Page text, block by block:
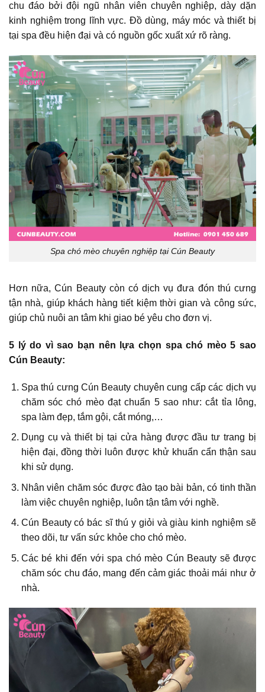
chu đáo bởi đội ngũ nhân viên chuyên nghiệp, dày dặn
kinh nghiệm trong lĩnh vực. Đồ dùng, máy móc và thiết bị
tại spa đều hiện đại và có nguồn gốc xuất xứ rõ ràng.
Spa chó mèo chuyên nghiệp tại Cún Beauty
Hơn nữa, Cún Beauty còn có dịch vụ đưa đón thú cưng
tận nhà, giúp khách hàng tiết kiệm thời gian và công sức,
giúp chủ nuôi an tâm khi giao bé yêu cho đơn vị.
5 lý do vì sao bạn nên lựa chọn spa chó mèo 5 sao
Cún Beauty:
Spa thú cưng Cún Beauty chuyên cung cấp các dịch vụ
chăm sóc chó mèo đạt chuẩn 5 sao như: cắt tỉa lông,
spa làm đẹp, tắm gội, cắt móng,…
Dụng cụ và thiết bị tại cửa hàng được đầu tư trang bị
hiện đại, đồng thời luôn được khử khuẩn cẩn thận sau
khi sử dụng.
Nhân viên chăm sóc được đào tạo bài bản, có tinh thần
làm việc chuyên nghiệp, luôn tận tâm với nghề.
Cún Beauty có bác sĩ thú y giỏi và giàu kinh nghiệm sẽ
theo dõi, tư vấn sức khỏe cho chó mèo.
Các bé khi đến với spa chó mèo Cún Beauty sẽ được
chăm sóc chu đáo, mang đến cảm giác thoải mái như ở
nhà.